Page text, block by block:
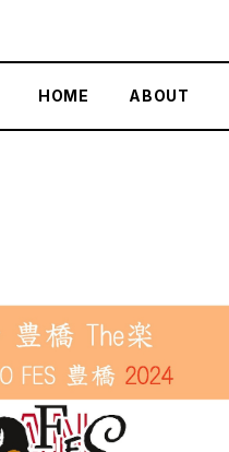
HOME ABOUT